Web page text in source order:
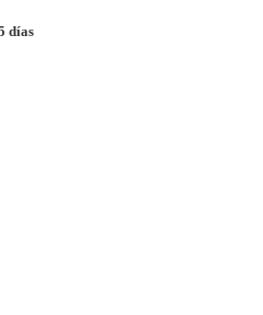
días